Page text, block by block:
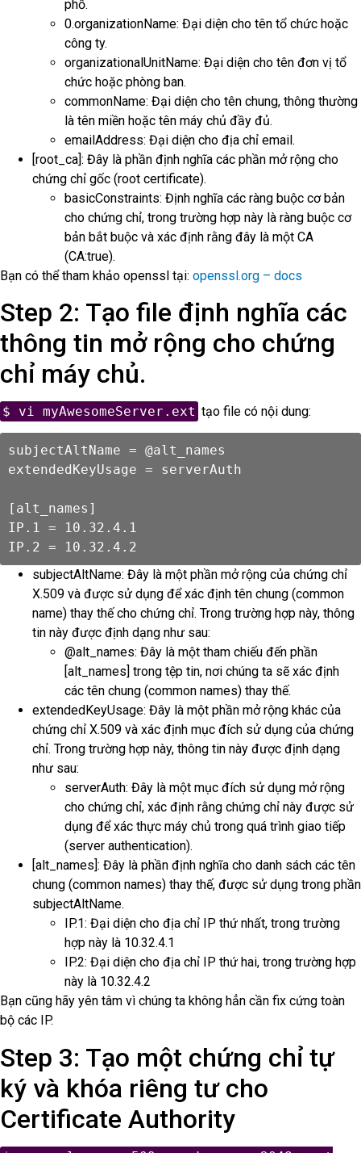
phố.
0.organizationName: Đại diện cho tên tổ chức hoặc
công ty.
organizationalUnitName: Đại diện cho tên đơn vị tổ
chức hoặc phòng ban.
commonName: Đại diện cho tên chung, thông thường
là tên miền hoặc tên máy chủ đầy đủ.
emailAddress: Đại diện cho địa chỉ email.
[root_ca]: Đây là phần định nghĩa các phần mở rộng cho
chứng chỉ gốc (root certificate).
basicConstraints: Định nghĩa các ràng buộc cơ bản
cho chứng chỉ, trong trường hợp này là ràng buộc cơ
bản bắt buộc và xác định rằng đây là một CA
(CA:true).
Bạn có thể tham khảo openssl tại: openssl.org – docs
Step 2: Tạo file định nghĩa các
thông tin mở rộng cho chứng
chỉ máy chủ.
$ vi myAwesomeServer.ext tạo file có nội dung:
subjectAltName = @alt_names
extendedKeyUsage = serverAuth
[alt_names]
IP.1 = 10.32.4.1
IP.2 = 10.32.4.2
subjectAltName: Đây là một phần mở rộng của chứng chỉ
X.509 và được sử dụng để xác định tên chung (common
name) thay thế cho chứng chỉ. Trong trường hợp này, thông
tin này được định dạng như sau:
@alt_names: Đây là một tham chiếu đến phần
[alt_names] trong tệp tin, nơi chúng ta sẽ xác định
các tên chung (common names) thay thế.
extendedKeyUsage: Đây là một phần mở rộng khác của
chứng chỉ X.509 và xác định mục đích sử dụng của chứng
chỉ. Trong trường hợp này, thông tin này được định dạng
như sau:
serverAuth: Đây là một mục đích sử dụng mở rộng
cho chứng chỉ, xác định rằng chứng chỉ này được sử
dụng để xác thực máy chủ trong quá trình giao tiếp
(server authentication).
[alt_names]: Đây là phần định nghĩa cho danh sách các tên
chung (common names) thay thế, được sử dụng trong phần
subjectAltName.
IP.1: Đại diện cho địa chỉ IP thứ nhất, trong trường
hợp này là 10.32.4.1
IP.2: Đại diện cho địa chỉ IP thứ hai, trong trường hợp
này là 10.32.4.2
Bạn cũng hãy yên tâm vì chúng ta không hẳn cần fix cứng toàn
bộ các IP.
Step 3: Tạo một chứng chỉ tự
ký và khóa riêng tư cho
Certificate Authority